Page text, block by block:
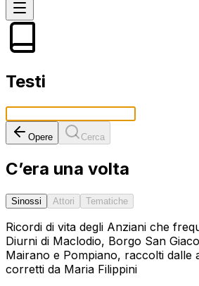
Testi
Opere Cerca
C’era una volta
Sinossi Attori Tematiche
Ricordi di vita degli Anziani che
Diurni di Maclodio, Borgo San
Mairano e Pompiano, raccolti dalle
corretti da Maria Filippini